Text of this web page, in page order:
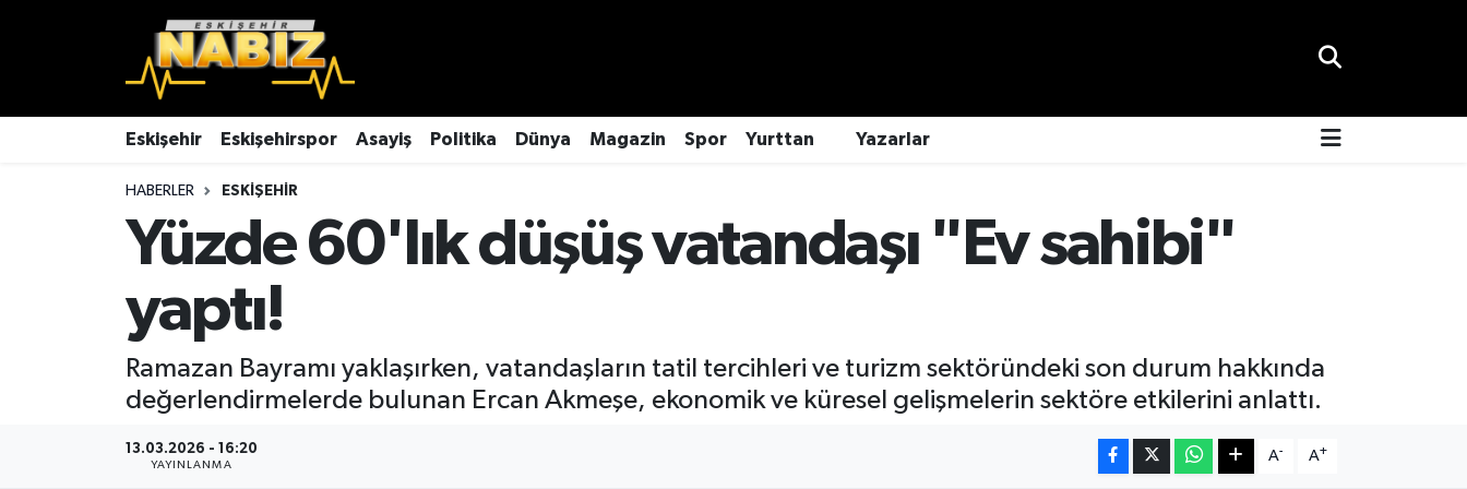
Eskişehir Eskişehirspor Asayiş Politika Dünya Magazin Spor Yurttan Yazarlar
HABERLER ESKIŞEHIR
Yüzde 60'lık düşüş vatandaşı "Ev sahibi"
yaptı!
Ramazan Bayramı yaklaşırken, vatandaşların tatil tercihleri ve turizm sektöründeki son durum hakkında
değerlendirmelerde bulunan Ercan Akmeşe, ekonomik ve küresel gelişmelerin sektöre etkilerini anlattı.
13.03.2026 - 16:20
YAYINLANMA
A- A+
Ekonomi
Eskişehir
Eskişehirspor
Eskişehir Hava Durumu
Eskişehir Trafik Yoğunluk Haritası
TFF 3.Lig 4.Grup Puan Durumu ve Fikstür
Tüm Manşetler
Son Dakika Haberleri
Haber Arşivi